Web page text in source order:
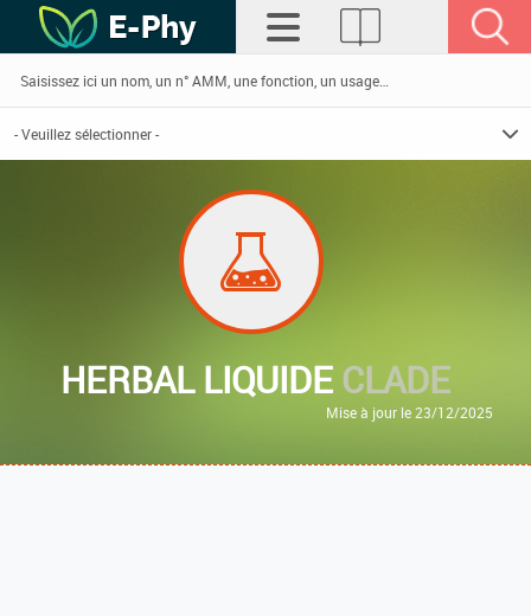
HERBAL LIQUIDECLADE
Mise à jour le 23/12/2025